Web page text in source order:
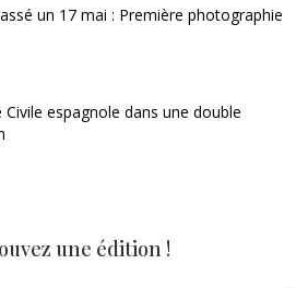
un 17 mai : Première photographie
Civile espagnole dans une double
une édition !